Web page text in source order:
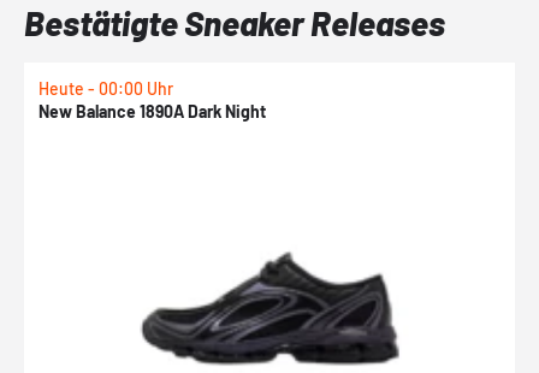
Bestätigte Sneaker Releases
Heute - 00:00 Uhr
New Balance 1890A Dark Night